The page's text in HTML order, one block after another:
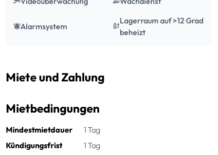
Alarmsystem
Lagerraum auf >12 Grad
beheizt
Miete und Zahlung
Mietbedingungen
Mindestmietdauer
1 Tag
Kündigungsfrist
1 Tag